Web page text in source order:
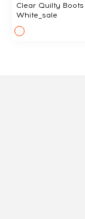
Clear Quilty Boots
White_sale